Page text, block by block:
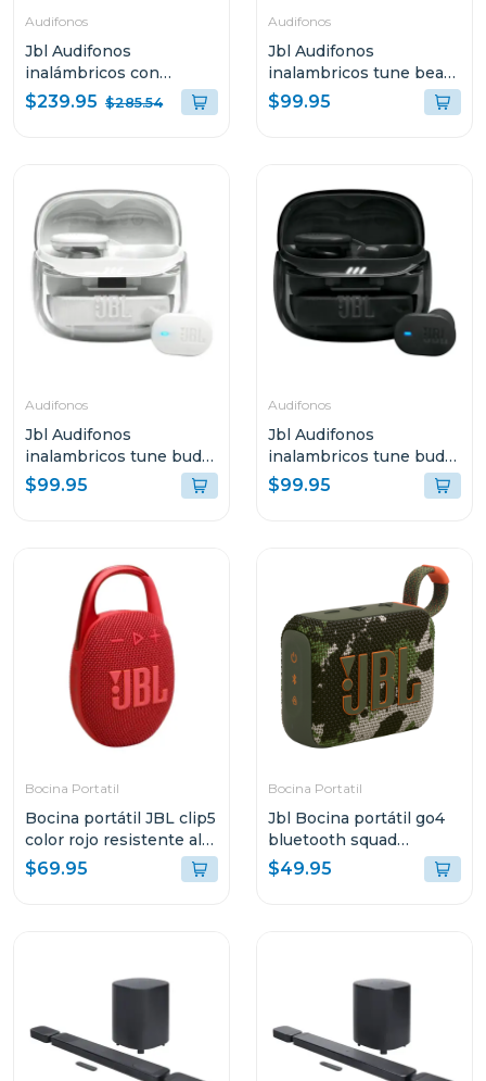
Audifonos
Jbl Audifonos
inalámbricos con
cancelación de ruido
tour pro 3 color negro
$239.95 $285.54
Audifonos
Jbl Audifonos
inalambricos tune beam
2 bluetooth negro ghost
tbeam2
$99.95
Audifonos
Jbl Audifonos
inalambricos tune buds
2 bluetooth blanco
ghost tbuds2
$99.95
Audifonos
Jbl Audifonos
inalambricos tune buds
2 bluetooth negro ghost
tbuds2
$99.95
Bocina Portatil
Bocina portátil JBL clip5
color rojo resistente al
agua y polvo
$69.95
Bocina Portatil
Jbl Bocina portátil go4
bluetooth squad
resistente al agua y
polvo go4
$49.95